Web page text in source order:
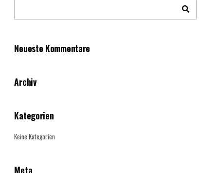
Neueste Kommentare
Archiv
Kategorien
Keine Kategorien
Meta